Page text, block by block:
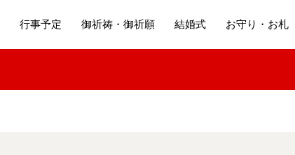
行事予定 御祈祷・御祈願 結婚式 お守り・お札